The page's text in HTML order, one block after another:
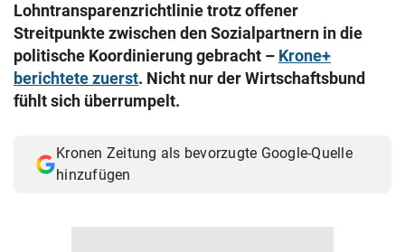
Lohntransparenzrichtlinie trotz offener
Streitpunkte zwischen den Sozialpartnern in die
politische Koordinierung gebracht – Krone+
berichtete zuerst. Nicht nur der Wirtschaftsbund
fühlt sich überrumpelt.
Kronen Zeitung als bevorzugte Google-Quelle
hinzufügen